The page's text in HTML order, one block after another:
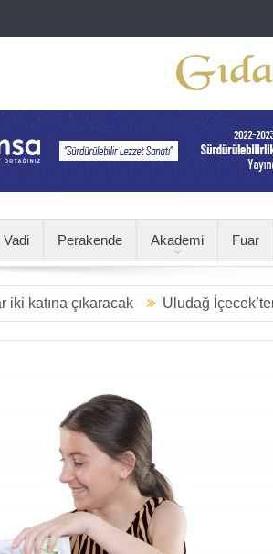
Vadi Perakende Akademi Fuar
Uludağ İçecek’ten